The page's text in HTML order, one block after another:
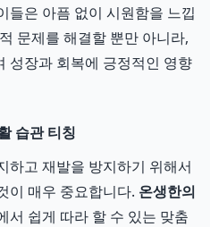
들은 아픔 없이 시원함을 느낍
문제를 해결할 뿐만 아니라,
성장과 회복에 긍정적인 영향
습관 티칭
하고 재발을 방지하기 위해서
이 매우 중요합니다. 온생한의
서 쉽게 따라 할 수 있는 맞춤